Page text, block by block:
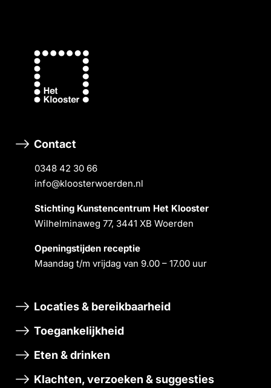
Contact
0348 42 30 66
info@kloosterwoerden.nl
Stichting Kunstencentrum Het Klooster
Wilhelminaweg 77, 3441 XB Woerden
Openingstĳden receptie
Maandag t/m vrĳdag van 9.00 – 17.00 uur
Locaties & bereikbaarheid
Toegankelijkheid
Eten & drinken
Klachten, verzoeken & suggesties